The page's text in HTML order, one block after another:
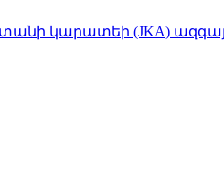
կարատեի (JKA)